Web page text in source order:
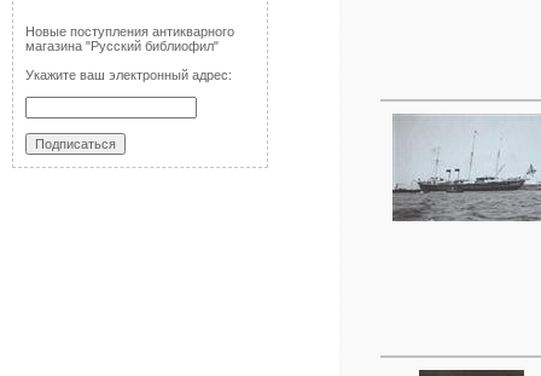
Новые поступления антикварного
магазина "Русский библиофил"
Укажите ваш электронный адрес: